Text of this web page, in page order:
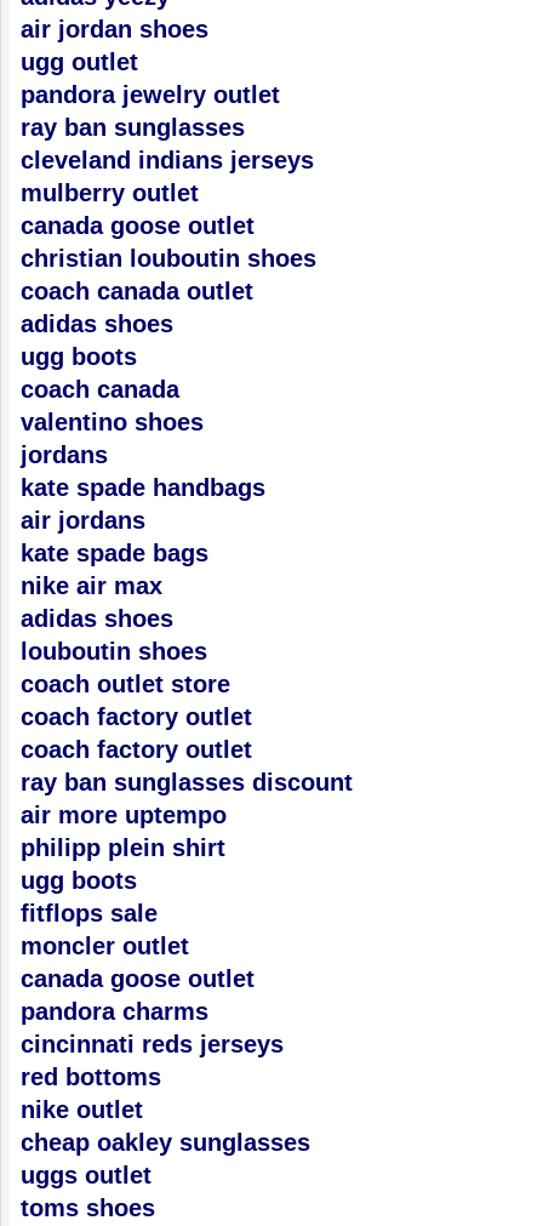
air jordan shoes
ugg outlet
pandora jewelry outlet
ray ban sunglasses
cleveland indians jerseys
mulberry outlet
canada goose outlet
christian louboutin shoes
coach canada outlet
adidas shoes
ugg boots
coach canada
valentino shoes
jordans
kate spade handbags
air jordans
kate spade bags
nike air max
adidas shoes
louboutin shoes
coach outlet store
coach factory outlet
coach factory outlet
ray ban sunglasses discount
air more uptempo
philipp plein shirt
ugg boots
fitflops sale
moncler outlet
canada goose outlet
pandora charms
cincinnati reds jerseys
red bottoms
nike outlet
cheap oakley sunglasses
uggs outlet
toms shoes